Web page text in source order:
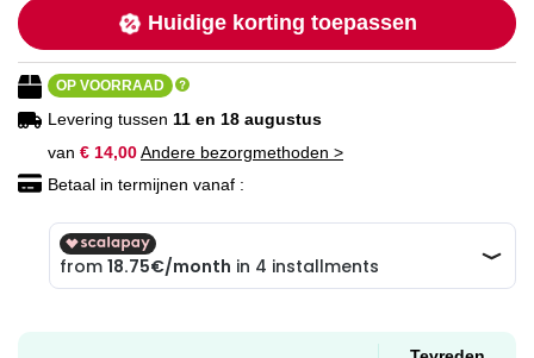
gallerij
gallerij
Huidige korting toepassen
OP VOORRAAD
Levering tussen 11 en 18 augustus
van € 14,00Andere bezorgmethoden >
Betaal in termijnen vanaf :